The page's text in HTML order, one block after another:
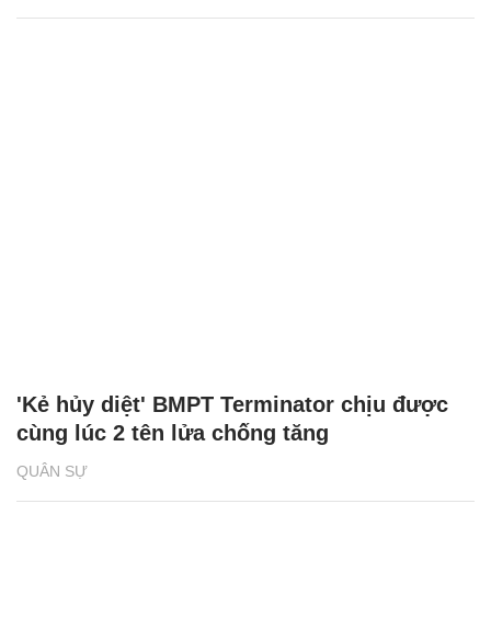
QUÂN SỰ
'Kẻ hủy diệt' BMPT Terminator chịu được
cùng lúc 2 tên lửa chống tăng